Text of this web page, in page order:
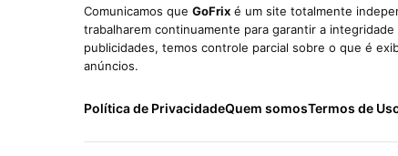
Comunicamos que GoFrix é um site totalmente
trabalharem continuamente para garantir a
publicidades, temos controle parcial sobre o que é
anúncios.
Política de PrivacidadeQuem somosTermos de